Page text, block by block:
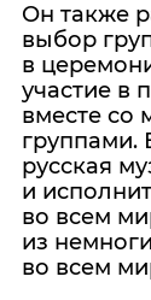
Он также
выбор
в
участие в
вместе со
группами.
русская
и
во всем
из
во всем